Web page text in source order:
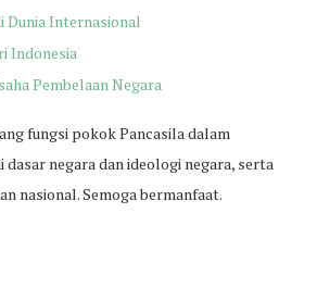
Dunia Internasional
Indonesia
Pembelaan Negara
fungsi pokok Pancasila dalam
dasar negara dan ideologi negara, serta
nasional. Semoga bermanfaat.